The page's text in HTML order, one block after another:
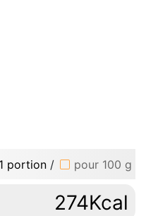
portion / pour 100 g
274Kcal